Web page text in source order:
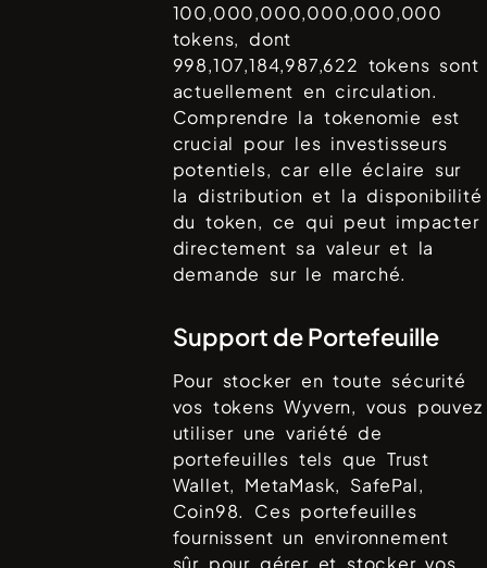
100,000,000,000,000,000
tokens, dont
998,107,184,987,622 tokens sont
actuellement en circulation.
Comprendre la tokenomie est
crucial pour les investisseurs
potentiels, car elle éclaire sur
la distribution et la disponibilité
du token, ce qui peut impacter
directement sa valeur et la
demande sur le marché.
Support de Portefeuille
Pour stocker en toute sécurité
vos tokensWyvern, vous pouvez
utiliser une variété de
portefeuilles tels queTrust
Wallet, MetaMask, SafePal,
Coin98. Ces portefeuilles
fournissent un environnement